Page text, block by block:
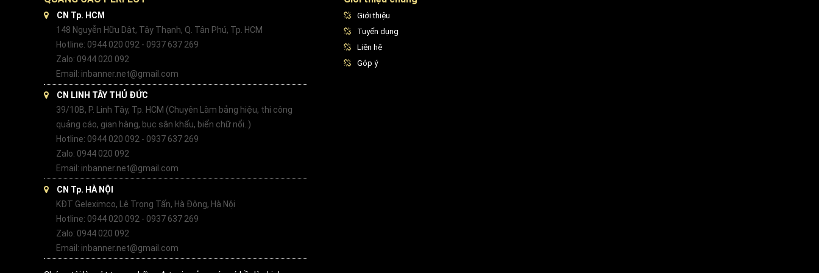
CN Tp. HCM
148 Nguyễn Hữu Dật, Tây Thạnh, Q. Tân Phú, Tp. HCM
Hotline: 0944 020 092 - 0937 637 269
Zalo: 0944 020 092
Email: inbanner.net@gmail.com
CN LINH TÂY THỦ ĐỨC
39/10B, P. Linh Tây, Tp. HCM (Chuyên Làm bảng hiệu, thi công
quảng cáo, gian hàng, bục sân khấu, biển chữ nổi..)
Hotline: 0944 020 092 - 0937 637 269
Zalo: 0944 020 092
Email: inbanner.net@gmail.com
CN Tp. HÀ NỘI
KĐT Geleximco, Lê Trọng Tấn, Hà Đông, Hà Nội
Hotline: 0944 020 092 - 0937 637 269
Zalo: 0944 020 092
Email: inbanner.net@gmail.com
Giới thiệu
Tuyển dụng
Liên hệ
Góp ý